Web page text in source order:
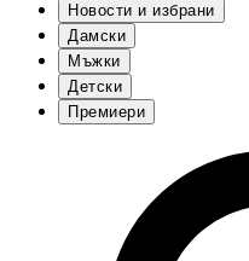
Новости и избрани
Дамски
Мъжки
Детски
Премиери